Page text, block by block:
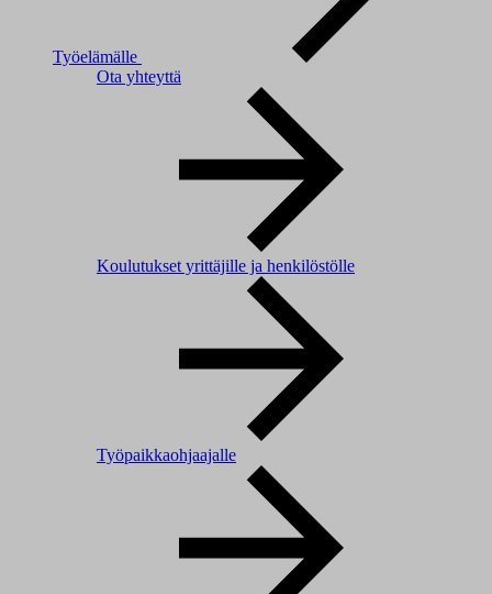
Työelämälle
Ota yhteyttä
Koulutukset yrittäjille ja henkilöstölle
Työpaikkaohjaajalle